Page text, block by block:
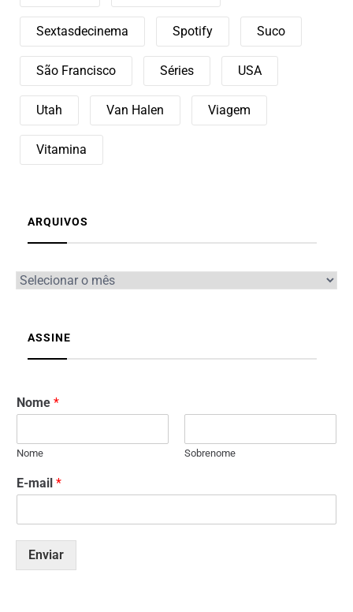
Sextasdecinema Spotify Suco
São Francisco Séries USA
Utah Van Halen Viagem
Vitamina
ARQUIVOS
ASSINE
Nome *
Nome Sobrenome
E-mail *
Enviar